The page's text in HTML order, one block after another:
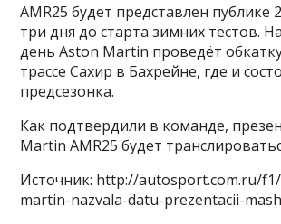
AMR25 будет представлен публике
три дня до старта зимних тестов.
день Aston Martin проведёт
трассе Сахир в Бахрейне, где и
предсезонка.
Как подтвердили в команде,
Martin AMR25 будет
Источник: http://autosport.com.ru/
martin-nazvala-datu-prezentacii-